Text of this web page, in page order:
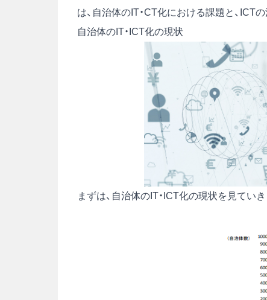
は、自治体のIT・CT化における課題と、ICT
自治体のIT・ICT化の現状
まずは、自治体のIT・ICT化の現状を見ていき